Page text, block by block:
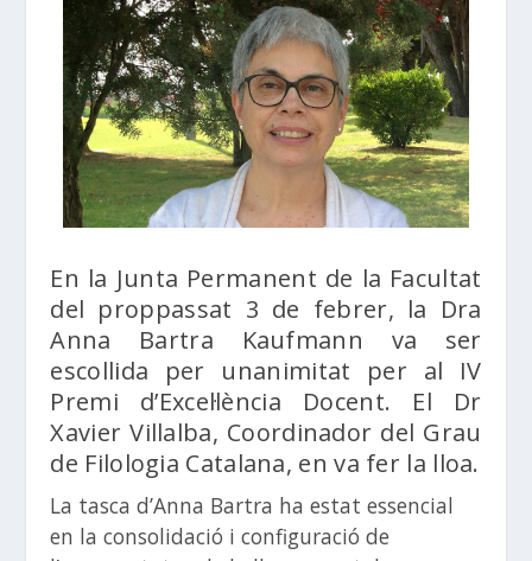
En la Junta Permanent de la Facultat
del proppassat 3 de febrer, la Dra
Anna Bartra Kaufmann va ser
escollida per unanimitat per al IV
Premi d’Excel·lència Docent. El Dr
Xavier Villalba, Coordinador del Grau
de Filologia Catalana, en va fer la lloa.
La tasca d’Anna Bartra ha estat essencial
en la consolidació i configuració de